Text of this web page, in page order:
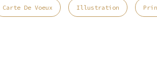
Carte De Voeux Illustration